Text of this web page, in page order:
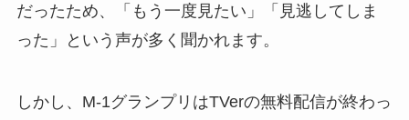
だったため、「もう一度見たい」「見逃してしま
った」という声が多く聞かれます。
しかし、M-1グランプリはTVerの無料配信が終わっ